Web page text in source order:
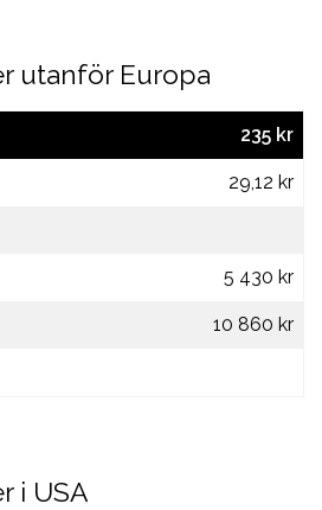
utanför Europa
235 kr
29,12 kr
5 430 kr
10 860 kr
i USA